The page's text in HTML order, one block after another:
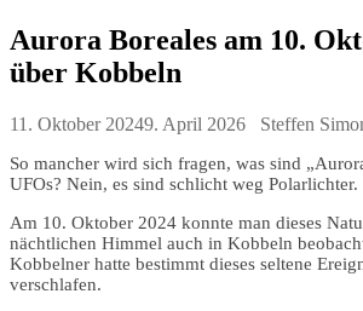
Aurora Boreales am 10.
über Kobbeln
11. Oktober 20249. April 2026 Steffen
So mancher wird sich fragen, was sind
UFOs? Nein, es sind schlicht weg Polarlichter.
Am 10. Oktober 2024 konnte man dieses
nächtlichen Himmel auch in Kobbeln
Kobbelner hatte bestimmt dieses seltene
verschlafen.